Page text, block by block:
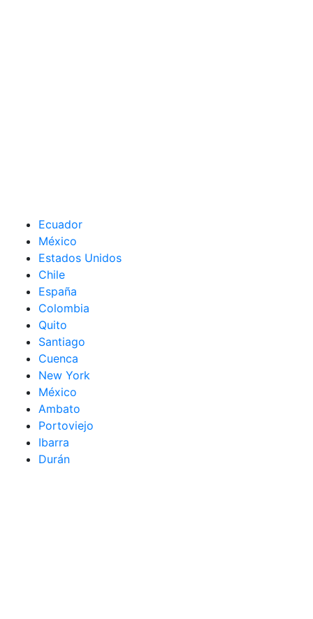
Ecuador
México
Estados Unidos
Chile
España
Colombia
Quito
Santiago
Cuenca
New York
México
Ambato
Portoviejo
Ibarra
Durán